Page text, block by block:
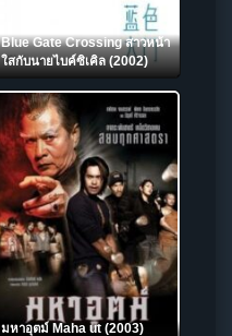
Blue Gate Crossing สาวหน้า
ใสกับนายไบค์ซิเคิล (2002)
มหาอุตม์ Maha ut (2003)